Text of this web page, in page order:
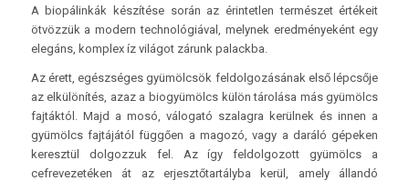
A biopálinkák készítése során az érintetlen természet értékeit
ötvözzük a modern technológiával, melynek eredményeként egy
elegáns, komplex íz világot zárunk palackba.
Az érett, egészséges gyümölcsök feldolgozásának első lépcsője
az elkülönítés, azaz a biogyümölcs külön tárolása más gyümölcs
fajtáktól. Majd a mosó, válogató szalagra kerülnek és innen a
gyümölcs fajtájától függően a magozó, vagy a daráló gépeken
keresztül dolgozzuk fel. Az így feldolgozott gyümölcs a
cefrevezetéken át az erjesztőtartályba kerül, amely állandó